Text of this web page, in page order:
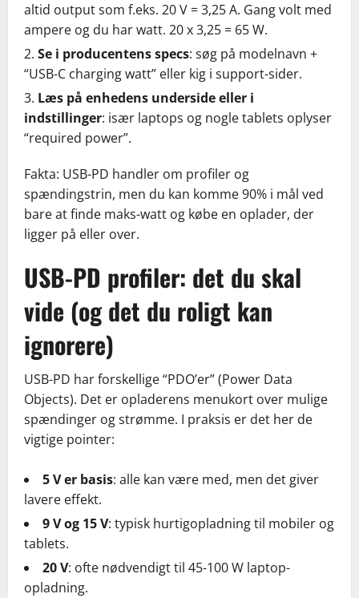
altid output som f.eks. 20 V = 3,25 A. Gang volt med
ampere og du har watt. 20 x 3,25 = 65 W.
Se i producentens specs: søg på modelnavn +
“USB-C charging watt” eller kig i support-sider.
Læs på enhedens underside eller i
indstillinger: især laptops og nogle tablets oplyser
“required power”.
Fakta: USB-PD handler om profiler og
spændingstrin, men du kan komme 90% i mål ved
bare at finde maks-watt og købe en oplader, der
ligger på eller over.
USB-PD profiler: det du skal
vide (og det du roligt kan
ignorere)
USB-PD har forskellige “PDO’er” (Power Data
Objects). Det er opladerens menukort over mulige
spændinger og strømme. I praksis er det her de
vigtige pointer:
5 V er basis: alle kan være med, men det giver
lavere effekt.
9 V og 15 V: typisk hurtigopladning til mobiler og
tablets.
20 V: ofte nødvendigt til 45-100 W laptop-
opladning.